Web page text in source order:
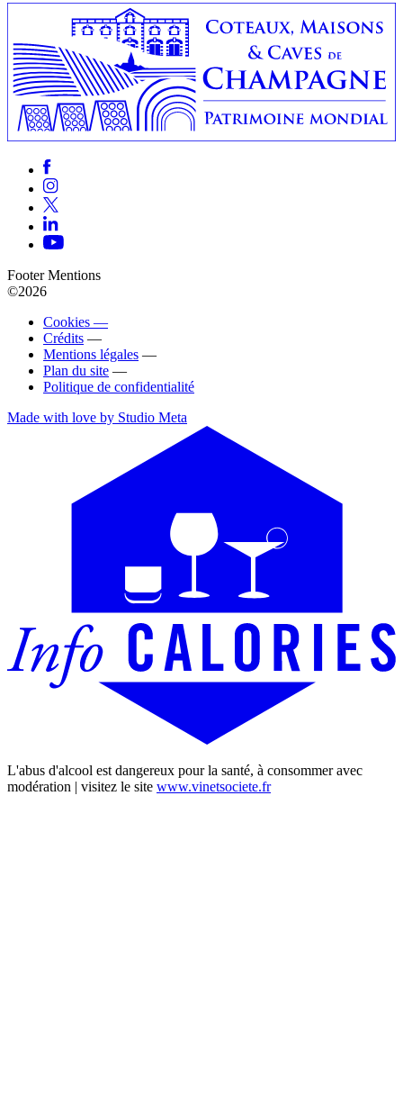
Footer Mentions
©2026
Cookies —
Crédits —
Mentions légales —
Plan du site —
Politique de confidentialité
Made with love by Studio Meta
L'abus d'alcool est dangereux pour la santé, à consommer avec
modération | visitez le site www.vinetsociete.fr